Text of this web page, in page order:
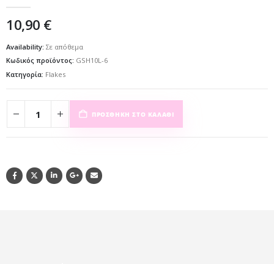
10,90 €
Availability: Σε απόθεμα
Κωδικός προϊόντος: GSH10L-6
Κατηγορία: Flakes
ΠΡΟΣΘΉΚΗ ΣΤΟ ΚΑΛΆΘΙ